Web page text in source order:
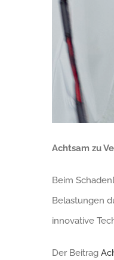
Achtsam zu
Beim
Belastungen
innovative
Der Beitrag